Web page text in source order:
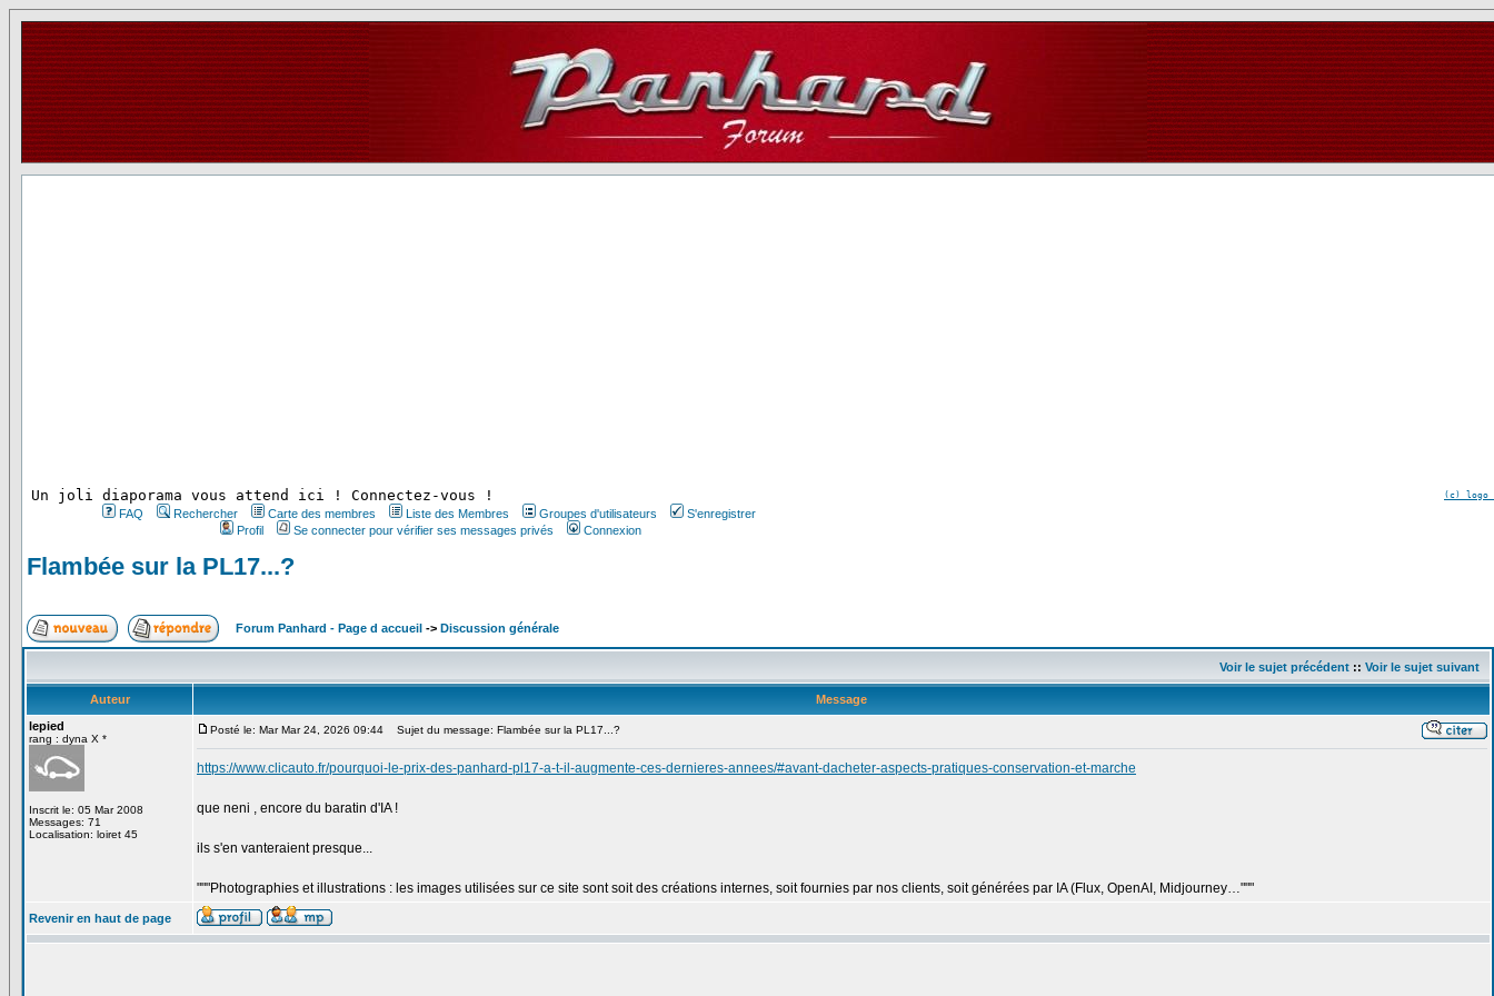
Un joli diaporama vous attend ici ! Connectez-vous ! (c) logo
FAQ Rechercher Carte des membres Liste des Membres Groupes d'utilisateurs
S'enregistrer
Profil
Se connecter pour vérifier ses messages privés Connexion
Flambée sur la PL17...?
Forum Panhard - Page d accueil -> Discussion générale
Voir le sujet précédent :: Voir le sujet suivant
Auteur
Message
lepied
rang : dyna X *
Inscrit le: 05 Mar 2008
Messages: 71
Localisation: loiret 45
Posté le: Mar Mar 24, 2026 09:44 Sujet du message: Flambée sur la PL17...?
https://www.clicauto.fr/pourquoi-le-prix-des-panhard-pl17-a-t-il-augmente-ces-dernieres-annees/#avant-dacheter-aspects-pratiques-conservation-et-marche
que neni , encore du baratin d'IA !
ils s'en vanteraient presque...
"""Photographies et illustrations : les images utilisées sur ce site sont soit des créations internes, soit fournies par nos clients, soit générées par IA (Flux, OpenAI, Midjourney…"""
Revenir en haut de page